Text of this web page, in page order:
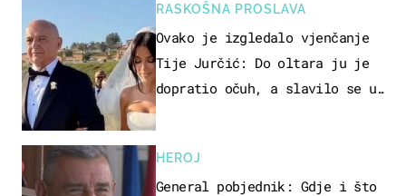
RASKOŠNA PROSLAVA
Ovako je izgledalo vjenčanje
Tije Jurčić: Do oltara ju je
dopratio očuh, a slavilo se uz
HEROJ
General pobjednik: Gdje i što